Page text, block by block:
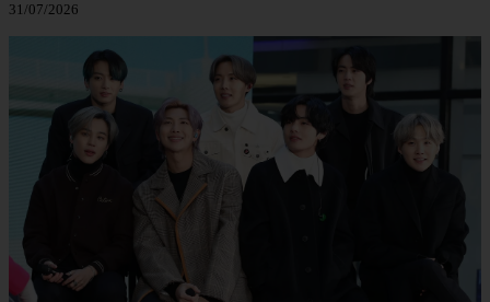
31/07/2026